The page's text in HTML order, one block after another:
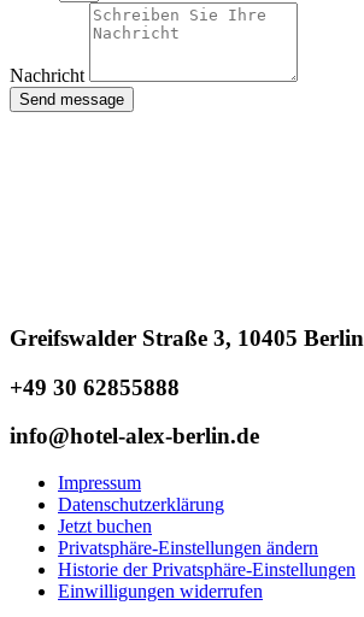
Nachricht
Send message
Greifswalder Straße 3, 10405 Berlin
+49 30 62855888
info@hotel-alex-berlin.de
Impressum
Datenschutzerklärung
Jetzt buchen
Privatsphäre-Einstellungen ändern
Historie der Privatsphäre-Einstellungen
Einwilligungen widerrufen